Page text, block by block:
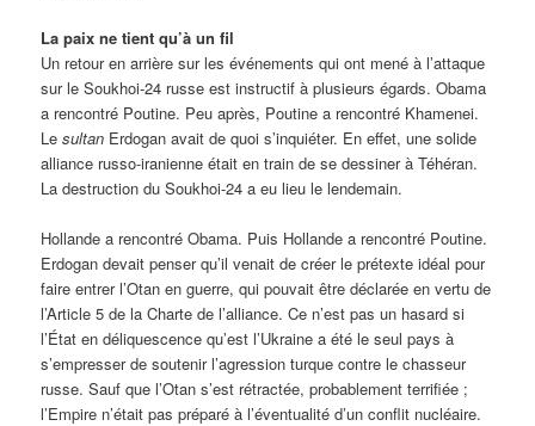
La paix ne tient qu’à un fil
Un retour en arrière sur les événements qui ont mené à l’attaque
sur le Soukhoi-24 russe est instructif à plusieurs égards. Obama
a rencontré Poutine. Peu après, Poutine a rencontré Khamenei.
Lesultan Erdogan avait de quoi s’inquiéter. En effet, une solide
alliance russo-iranienne était en train de se dessiner à Téhéran.
La destruction du Soukhoi-24 a eu lieu le lendemain.
Hollande a rencontré Obama. Puis Hollande a rencontré Poutine.
Erdogan devait penser qu’il venait de créer le prétexte idéal pour
faire entrer l’Otan en guerre, qui pouvait être déclarée en vertu de
l’Article 5 de la Charte de l’alliance. Ce n’est pas un hasard si
l’État en déliquescence qu’est l’Ukraine a été le seul pays à
s’empresser de soutenir l’agression turque contre le chasseur
russe. Sauf que l’Otan s’est rétractée, probablement terrifiée ;
l’Empire n’était pas préparé à l’éventualité d’un conflit nucléaire.